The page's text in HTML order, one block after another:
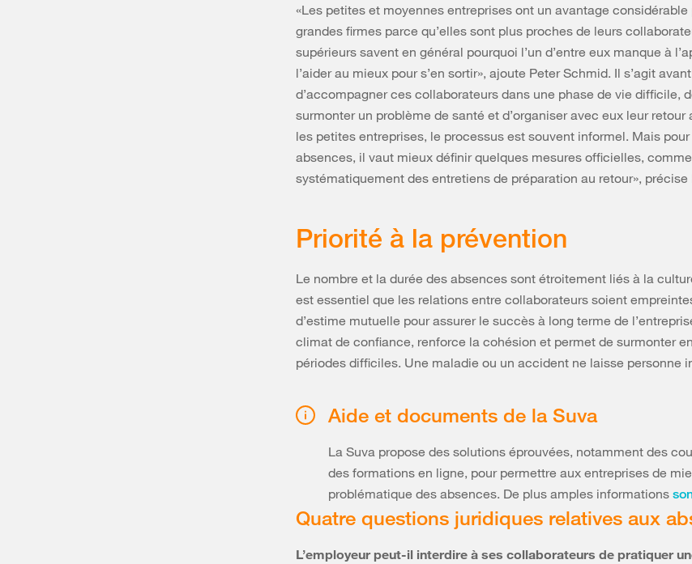
«Les petites et moyennes entreprises ont un avantage considérable
grandes firmes parce qu’elles sont plus proches de leurs
supérieurs savent en général pourquoi l’un d’entre eux manque à
l’aider au mieux pour s’en sortir», ajoute Peter Schmid. Il s’agit
d’accompagner ces collaborateurs dans une phase de vie difficile,
surmonter un problème de santé et d’organiser avec eux leur retour
les petites entreprises, le processus est souvent informel. Mais
absences, il vaut mieux définir quelques mesures officielles,
systématiquement des entretiens de préparation au retour», précise
Priorité à la prévention
Le nombre et la durée des absences sont étroitement liés à la
est essentiel que les relations entre collaborateurs soient
d’estime mutuelle pour assurer le succès à long terme de
climat de confiance, renforce la cohésion et permet de surmonter
périodes difficiles. Une maladie ou un accident ne laisse personne
Aide et documents de la Suva
La Suva propose des solutions éprouvées, notamment des
des formations en ligne, pour permettre aux entreprises de
problématique des absences. De plus amples informations
Quatre questions juridiques relatives aux
L’employeur peut-il interdire à ses collaborateurs de pratiquer